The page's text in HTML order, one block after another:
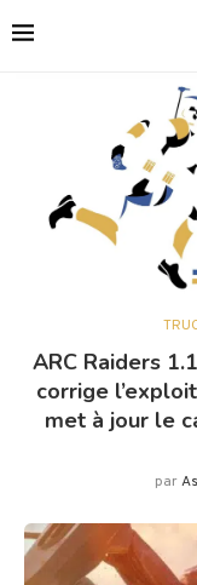
ARC Raiders
corrige
met à jour le
par